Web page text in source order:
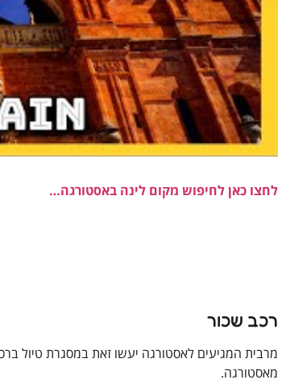
לחצו כאן לחיפוש מקום לינה באסטורגה…
רכב שכור
מרבית המגיעים לאסטורגה יעשו זאת במסגרת טיול
מאסטורגה.